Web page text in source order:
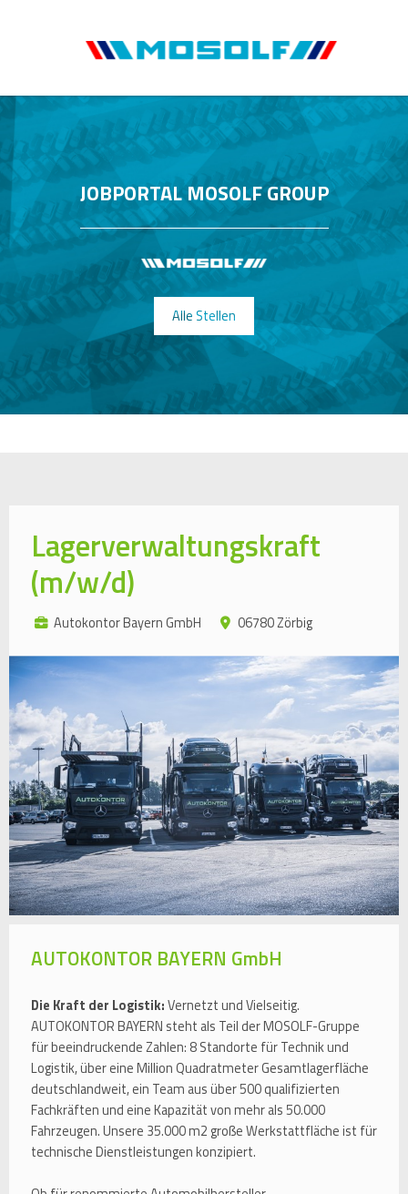
JOBPORTAL MOSOLF GROUP
Alle Stellen
Lagerverwaltungskraft
(m/w/d)
Autokontor Bayern GmbH 06780 Zörbig
AUTOKONTOR BAYERN GmbH
Die Kraft der Logistik:Vernetzt und Vielseitig.
AUTOKONTOR BAYERN steht als Teil der MOSOLF-Gruppe
für beeindruckende Zahlen: 8 Standorte für Technik und
Logistik, über eine Million Quadratmeter Gesamtlagerfläche
deutschlandweit, ein Team aus über 500 qualifizierten
Fachkräften und eine Kapazität von mehr als 50.000
Fahrzeugen. Unsere 35.000 m2 große Werkstattfläche ist für
technische Dienstleistungen konzipiert.